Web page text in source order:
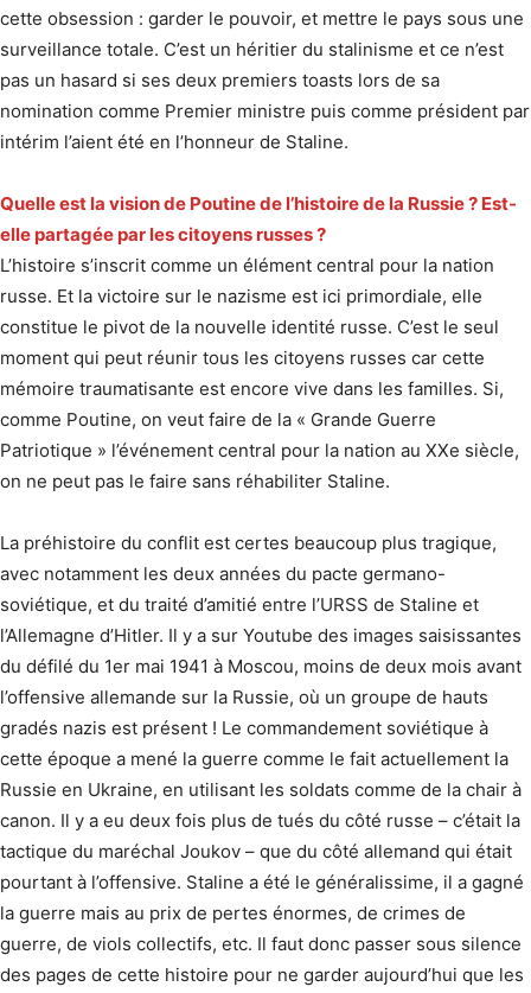
cette obsession : garder le pouvoir, et mettre le pays sous une
surveillance totale. C’est un héritier du stalinisme et ce n’est
pas un hasard si ses deux premiers toasts lors de sa
nomination comme Premier ministre puis comme président par
intérim l’aient été en l’honneur de Staline.
Quelle est la vision de Poutine de l’histoire de la Russie ? Est-
elle partagée par les citoyens russes ?
L’histoire s’inscrit comme un élément central pour la nation
russe. Et la victoire sur le nazisme est ici primordiale, elle
constitue le pivot de la nouvelle identité russe. C’est le seul
moment qui peut réunir tous les citoyens russes car cette
mémoire traumatisante est encore vive dans les familles. Si,
comme Poutine, on veut faire de la « Grande Guerre
Patriotique » l’événement central pour la nation au XXe siècle,
on ne peut pas le faire sans réhabiliter Staline.
La préhistoire du conflit est certes beaucoup plus tragique,
avec notamment les deux années du pacte germano-
soviétique, et du traité d’amitié entre l’URSS de Staline et
l’Allemagne d’Hitler. Il y a sur Youtube des images saisissantes
du défilé du 1er mai 1941 à Moscou, moins de deux mois avant
l’offensive allemande sur la Russie, où un groupe de hauts
gradés nazis est présent ! Le commandement soviétique à
cette époque a mené la guerre comme le fait actuellement la
Russie en Ukraine, en utilisant les soldats comme de la chair à
canon. Il y a eu deux fois plus de tués du côté russe – c’était la
tactique du maréchal Joukov – que du côté allemand qui était
pourtant à l’offensive. Staline a été le généralissime, il a gagné
la guerre mais au prix de pertes énormes, de crimes de
guerre, de viols collectifs, etc. Il faut donc passer sous silence
des pages de cette histoire pour ne garder aujourd’hui que les